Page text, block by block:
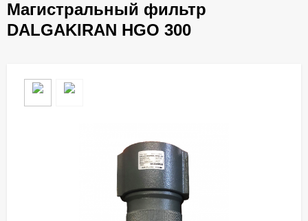
Магистральный фильтр
DALGAKIRAN HGO 300